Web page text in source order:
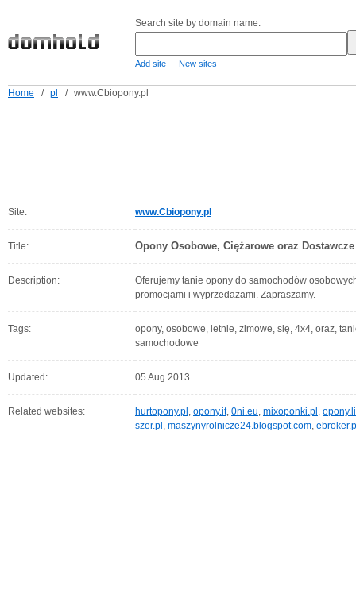
Search site by domain name:
Add site - New sites
Home / pl / www.Cbiopony.pl
Site: www.Cbiopony.pl
Title: Opony Osobowe, Ciężarowe oraz
Description:
Oferujemy tanie opony do samochodów
promocjami i wyprzedażami. Zapraszamy.
Tags:
opony, osobowe, letnie, zimowe, się, 4x4, oraz,
samochodowe
Updated: 05 Aug 2013
Related websites: hurtopony.pl , opony.it, 0ni.eu, mixoponki.pl ,
szer.pl , maszynyrolnicze24.blogspot.com,